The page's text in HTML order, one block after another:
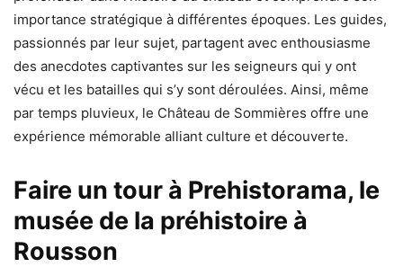
importance stratégique à différentes époques. Les guides,
passionnés par leur sujet, partagent avec enthousiasme
des anecdotes captivantes sur les seigneurs qui y ont
vécu et les batailles qui s’y sont déroulées. Ainsi, même
par temps pluvieux, le Château de Sommières offre une
expérience mémorable alliant culture et découverte.
Faire un tour à Prehistorama, le
musée de la préhistoire à
Rousson